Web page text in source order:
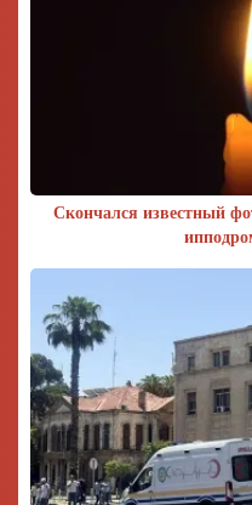
Скончался известный